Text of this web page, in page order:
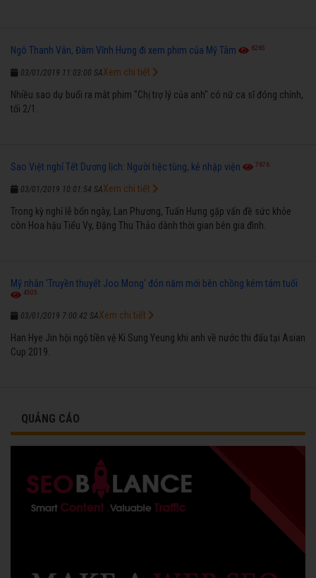
Ngô Thanh Vân, Đàm Vĩnh Hưng đi xem phim của Mỹ Tâm 6265
03/01/2019 11:03:00 SA
Nhiều sao dự buổi ra mắt phim "Chị trợ lý của anh" có nữ ca sĩ đóng chính,
tối 2/1.
Xem chi tiết
Sao Việt nghỉ Tết Dương lịch: Người tiệc tùng, kẻ nhập viện 7676
03/01/2019 10:01:54 SA
Trong kỳ nghỉ lễ bốn ngày, Lan Phương, Tuấn Hưng gặp vấn đề sức khỏe
còn Hoa hậu Tiểu Vy, Đặng Thu Thảo dành thời gian bên gia đình.
Xem chi tiết
Mỹ nhân 'Truyền thuyết Joo Mong' đón năm mới bên chồng kém tám tuổi
4505
03/01/2019 7:00:42 SA
Han Hye Jin hội ngộ tiền vệ Ki Sung Yeung khi anh về nước thi đấu tại Asian
Cup 2019.
Xem chi tiết
QUẢNG CÁO